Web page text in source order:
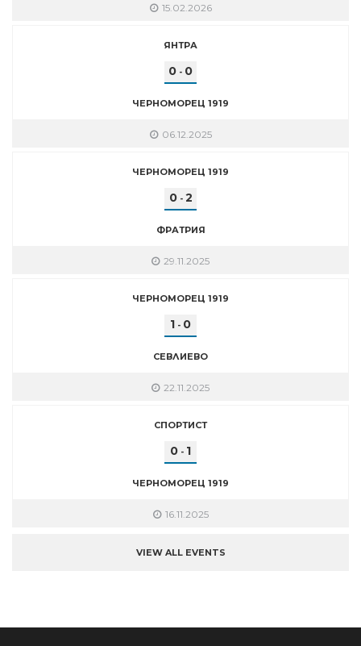
15.02.2026
ЯНТРА
0 - 0
ЧЕРНОМОРЕЦ 1919
06.12.2025
ЧЕРНОМОРЕЦ 1919
0- 2
ФРАТРИЯ
29.11.2025
ЧЕРНОМОРЕЦ 1919
1 - 0
СЕВЛИЕВО
22.11.2025
СПОРТИСТ
0 - 1
ЧЕРНОМОРЕЦ 1919
16.11.2025
VIEW ALL EVENTS